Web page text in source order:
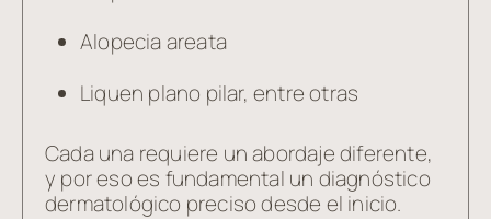
Alopecia areata
Liquen plano pilar, entre otras
Cada una requiere un abordaje diferente,
y por eso es fundamental un diagnóstico
dermatológico preciso desde el inicio.